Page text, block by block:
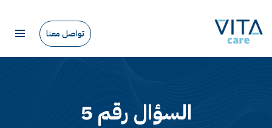
تواصل معنا
السؤال رقم 5